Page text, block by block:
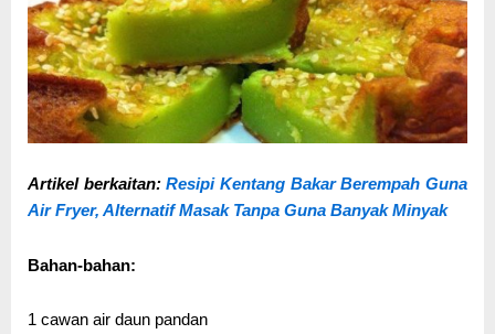
Artikel berkaitan:Resipi Kentang Bakar Berempah Guna
Air Fryer, Alternatif Masak Tanpa Guna Banyak Minyak
Bahan-bahan:
1 cawan air daun pandan